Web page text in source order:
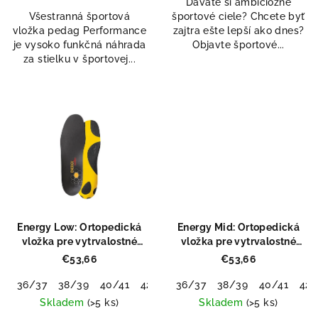
Všestranná športová
vložka pedag Performance
je vysoko funkčná náhrada
za stielku v športovej...
z
5
hviezdičiek.
Dávate si ambiciózne
športové ciele? Chcete byť
zajtra ešte lepší ako dnes?
Objavte športové...
Energy Low: Ortopedická
vložka pre vytrvalostné
športy
€53,66
36/37 38/39 40/41 42/43 44/45
46/48
Skladem (>5 ks)
Energy Mid: Ortopedická
vložka pre vytrvalostné
športy
€53,66
36/37 38/39 40/41
42/
Skladem (>5 ks)